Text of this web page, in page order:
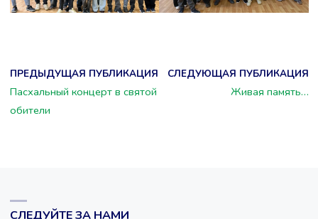
ПРЕДЫДУЩАЯ ПУБЛИКАЦИЯ
Пасхальный концерт в святой
обители
СЛЕДУЮЩАЯ ПУБЛИКАЦИЯ
Живая память…
СЛЕДУЙТЕ ЗА НАМИ